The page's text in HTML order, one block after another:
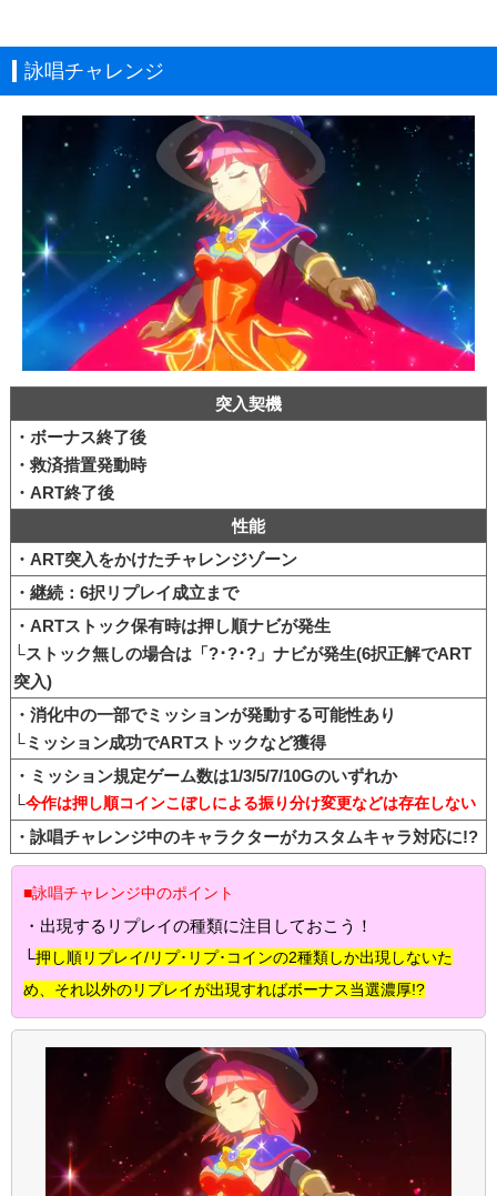
詠唱チャレンジ
突入契機
・ボーナス終了後
・救済措置発動時
・ART終了後
性能
・ART突入をかけたチャレンジゾーン
・継続：6択リプレイ成立まで
・ARTストック保有時は押し順ナビが発生
└ストック無しの場合は「?･?･?」ナビが発生(6択正解でART
突入)
・消化中の一部でミッションが発動する可能性あり
└ミッション成功でARTストックなど獲得
・ミッション規定ゲーム数は1/3/5/7/10Gのいずれか
└今作は押し順コインこぼしによる振り分け変更などは存在しない
・詠唱チャレンジ中のキャラクターがカスタムキャラ対応に!?
■詠唱チャレンジ中のポイント
・出現するリプレイの種類に注目しておこう！
└押し順リプレイ/リプ･リプ･コインの2種類しか出現しないた
め、それ以外のリプレイが出現すればボーナス当選濃厚!?